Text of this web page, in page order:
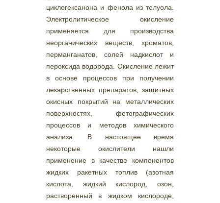
циклогексанона и фенола из толуола.
Электролитическое окисление
применяется для производства
неорганических веществ, хроматов,
перманганатов, солей надкислот и
пероксида водорода. Окисление лежит
в основе процессов при получении
лекарственных препаратов, защитных
окисных покрытий на металлических
поверхностях, фотографических
процессов и методов химического
анализа. В настоящее время
некоторые окислители нашли
применение в качестве компонентов
жидких ракетных топлив (азотная
кислота, жидкий кислород, озон,
растворенный в жидком кислороде,